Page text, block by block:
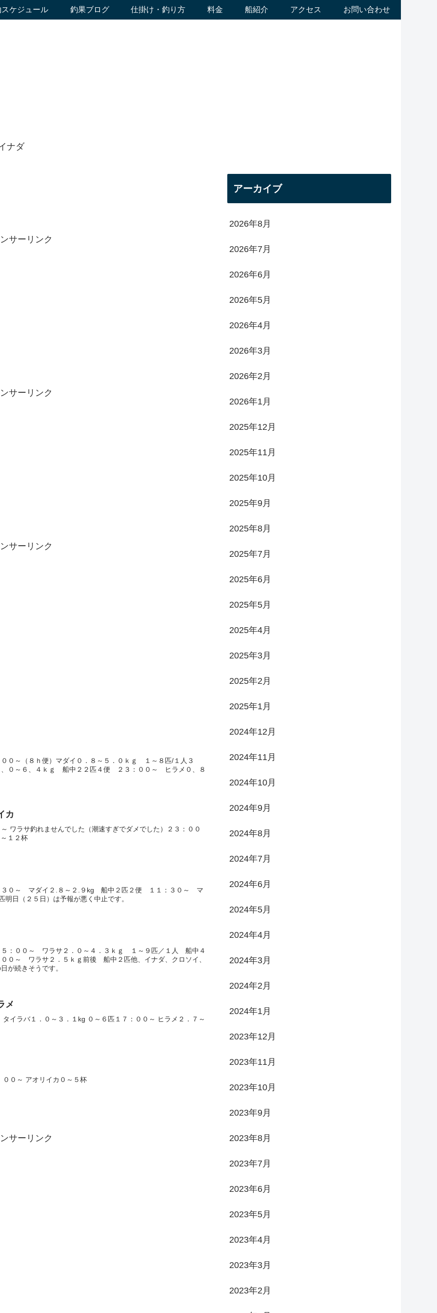
ケジュール 釣果ブログ 仕掛け・釣り方 料金 船紹介 アクセス お問い合わせ
ナダ
サーリンク
サーリンク
サーリンク
０～（８ｈ便）マダイ０．８～５．０ｋｇ １～８匹/１人３
０～６、４ｋｇ 船中２２匹４便 ２３：００～ ヒラメ０、８
カ
ワラサ釣れませんでした（潮速すぎでダメでした）２３：００
１２杯
３０～ マダイ２.８～２.９kg 船中２匹２便 １１：３０～ マ
日（２５日）は予報が悪く中止です。
：００～ ワラサ２．０～４．３ｋｇ １～９匹／１人 船中４
０～ ワラサ２．５ｋｇ前後 船中２匹他、イナダ、クロソイ、
が続きそうです。
メ
イラバ１．０～３．１kg ０～６匹１７：００～ ヒラメ２．７～
０～ アオリイカ０～５杯
サーリンク
アーカイブ
2026年8月
2026年7月
2026年6月
2026年5月
2026年4月
2026年3月
2026年2月
2026年1月
2025年12月
2025年11月
2025年10月
2025年9月
2025年8月
2025年7月
2025年6月
2025年5月
2025年4月
2025年3月
2025年2月
2025年1月
2024年12月
2024年11月
2024年10月
2024年9月
2024年8月
2024年7月
2024年6月
2024年5月
2024年4月
2024年3月
2024年2月
2024年1月
2023年12月
2023年11月
2023年10月
2023年9月
2023年8月
2023年7月
2023年6月
2023年5月
2023年4月
2023年3月
2023年2月